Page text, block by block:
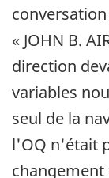
« JOHN B.
direction
variables
seul de la
l'OQ n'était